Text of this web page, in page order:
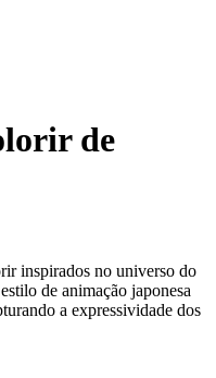
de
inspirados no universo do
de animação japonesa
a expressividade dos